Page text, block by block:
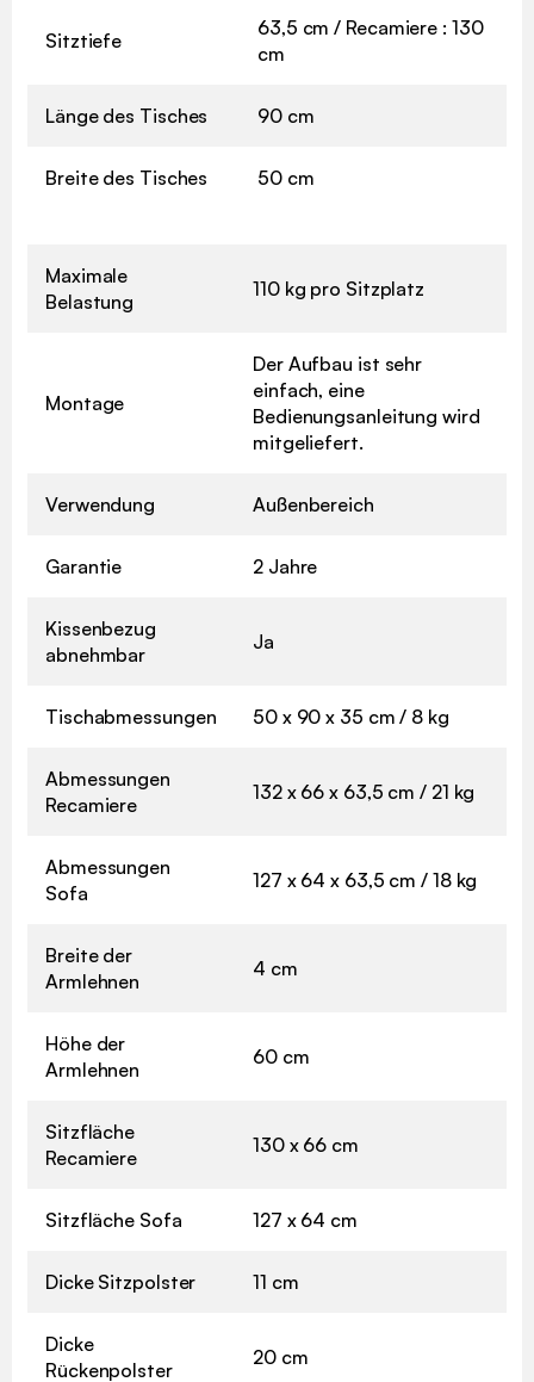
Sitztiefe
63,5 cm / Recamiere : 130
cm
Länge des Tisches 90 cm
Breite des Tisches 50 cm
Maximale
Belastung
110 kg pro Sitzplatz
Montage
Der Aufbau ist sehr
einfach, eine
Bedienungsanleitung wird
mitgeliefert.
Verwendung Außenbereich
Garantie 2 Jahre
Kissenbezug
abnehmbar
Ja
Tischabmessungen 50 x 90 x 35 cm / 8 kg
Abmessungen
Recamiere
132 x 66 x 63,5 cm / 21 kg
Abmessungen
Sofa
127 x 64 x 63,5 cm / 18 kg
Breite der
Armlehnen
4 cm
Höhe der
Armlehnen
60 cm
Sitzfläche
Recamiere
130 x 66 cm
Sitzfläche Sofa 127 x 64 cm
Dicke Sitzpolster 11 cm
Dicke
Rückenpolster
20 cm